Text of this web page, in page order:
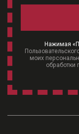
Нажимая
моих